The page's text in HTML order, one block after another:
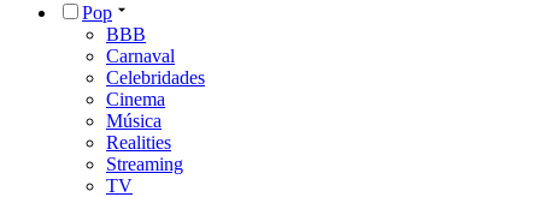
Pop
BBB
Carnaval
Celebridades
Cinema
Música
Realities
Streaming
TV